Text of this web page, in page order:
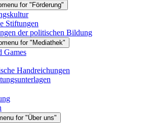
for "Förderung"
Stiftungen
der politischen Bildung
for "Mediathek"
Games
Handreichungen
for "Über uns"